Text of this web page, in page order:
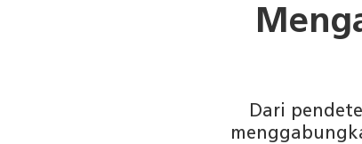
Dari